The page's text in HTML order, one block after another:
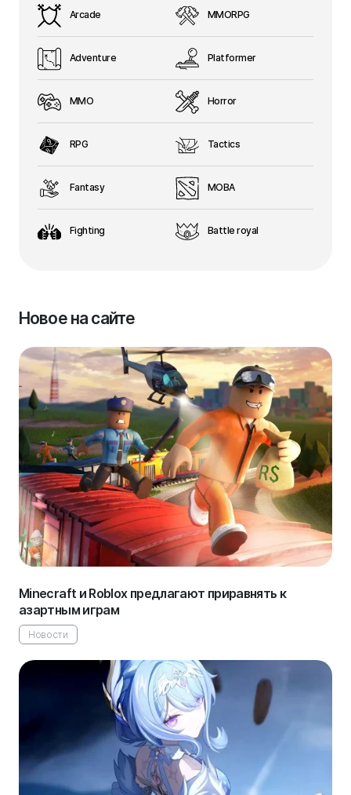
Arcade
Adventure
MMO
RPG
Fantasy
Fighting
MMORPG
Platformer
Horror
Tactics
MOBA
Battle royal
Новое на сайте
Minecraft и Roblox предлагают приравнять к
азартным играм
Новости